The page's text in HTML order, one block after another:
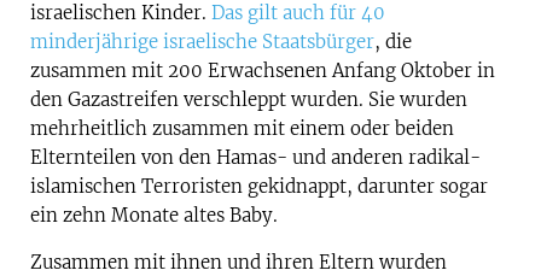
israelischen Kinder. Das gilt auch für 40
minderjährige israelische Staatsbürger, die
zusammen mit 200 Erwachsenen Anfang Oktober in
den Gazastreifen verschleppt wurden. Sie wurden
mehrheitlich zusammen mit einem oder beiden
Elternteilen von den Hamas- und anderen radikal-
islamischen Terroristen gekidnappt, darunter sogar
ein zehn Monate altes Baby.
Zusammen mit ihnen und ihren Eltern wurden